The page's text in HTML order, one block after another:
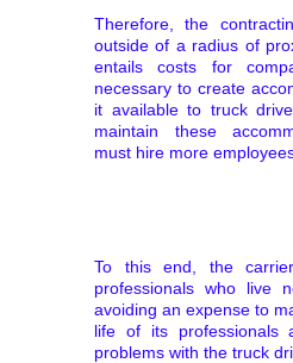
Therefore, the
outside of a radius of
entails costs for
necessary to create
it available to truck
maintain these
must hire more
To this end, the
professionals who live
avoiding an expense to
life of its professionals
problems with the truck